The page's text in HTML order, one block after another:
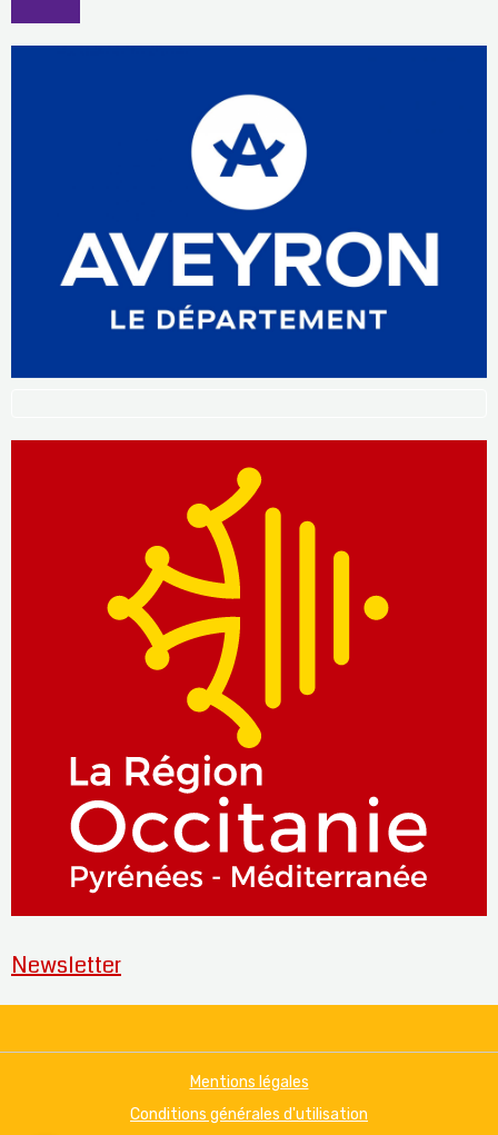
Newsletter
Mentions légales
Conditions générales d'utilisation